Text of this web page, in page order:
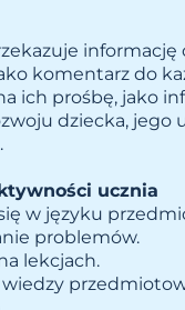
informację
komentarz do
ich prośbę, jako
dziecka, jego
ucznia
w języku
problemów.
lekcjach.